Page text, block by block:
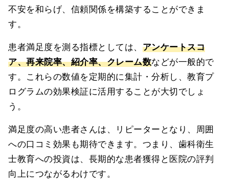
不安を和らげ、信頼関係を構築することができま
す。
患者満足度を測る指標としては、 アンケートスコ
ア、再来院率、紹介率、クレーム数などが一般的で
す。これらの数値を定期的に集計・分析し、教育プ
ログラムの効果検証に活用することが大切でしょ
う。
満足度の高い患者さんは、リピーターとなり、周囲
への口コミ効果も期待できます。つまり、歯科衛生
士教育への投資は、長期的な患者獲得と医院の評判
向上につながるわけです。